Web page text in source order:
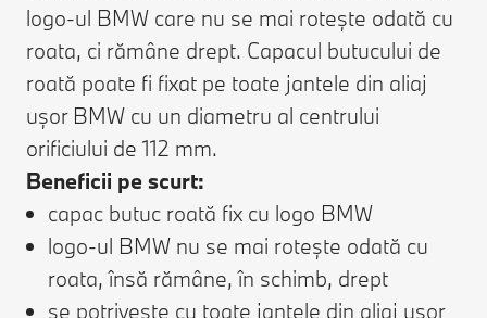
logo-ul BMW care nu se mai rotește odată cu
roata, ci rămâne drept. Capacul butucului de
roată poate fi fixat pe toate jantele din aliaj
ușor BMW cu un diametru al centrului
orificiului de 112 mm.
Beneficii pe scurt:
capac butuc roată fix cu logo BMW
logo-ul BMW nu se mai rotește odată cu
roata, însă rămâne, în schimb, drept
se potrivește cu toate jantele din aliaj ușor